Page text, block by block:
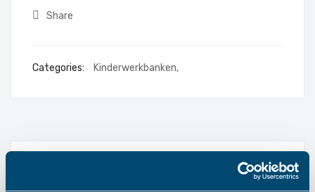
Share
Categories: Kinderwerkbanken,